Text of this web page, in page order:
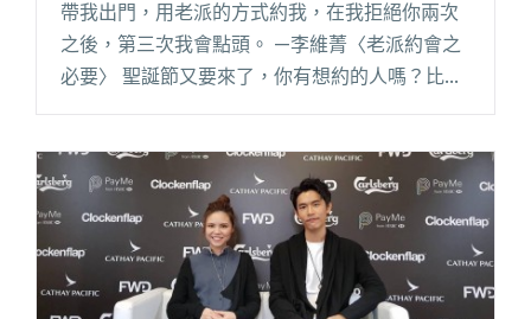
帶我出門，用老派的方式約我，在我拒絕你兩次
之後，第三次我會點頭。 —李維菁〈老派約會之
必要〉 聖誕節又要來了，你有想約的人嗎？比起
華麗的盛裝邀約，今年要不要試試看老派的約
去聽場表演，或許可以在最後一閱讀全文 "聖誕
節來場老派約會吧！柴郡貓、脆弱少女組在四四
南村陪你到平安夜"